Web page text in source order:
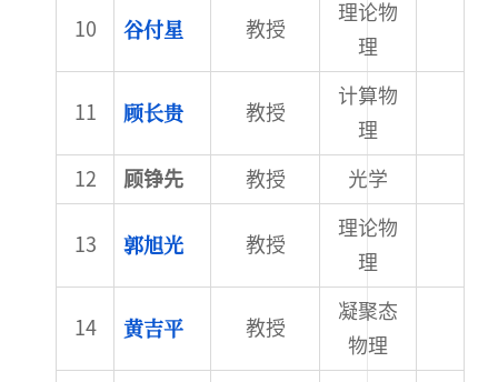
谷付星 教授
理论物
理
顾长贵 教授
计算物
理
顾铮先 教授 光学
郭旭光 教授
理论物
理
黄吉平 教授
凝聚态
物理